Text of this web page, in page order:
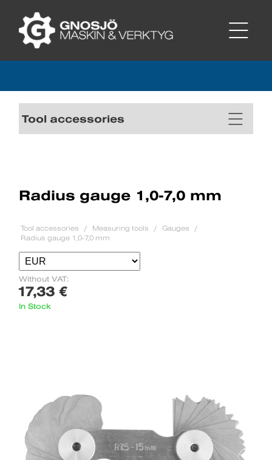
Tool accessories
Radius gauge 1,0-7,0 mm
Tool accessories Measuring tools
Gauges
Radius gauge 1,0-7,0 mm
Without VAT:
17,33 €
In Stock